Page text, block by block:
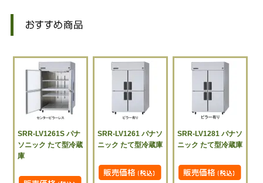
SRR-LV1261S パナ
ソニック たて型冷蔵
庫
SRR-LV1261 パナソ
ニック たて型冷蔵庫
SRR-LV1281 パナソ
ニック たて型冷蔵庫